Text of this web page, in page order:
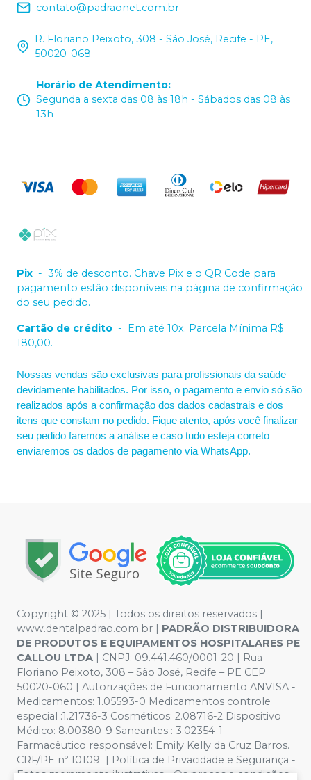
contato@padraonet.com.br
R. Floriano Peixoto, 308 - São José, Recife - PE,
50020-068
Horário de Atendimento:
Segunda a sexta das 08 às 18h - Sábados das 08 às
13h
Pix - 3% de desconto. Chave Pix e o QR Code para
pagamento estão disponíveis na página de confirmação
do seu pedido.
Cartão de crédito - Em até 10x. Parcela Mínima R$
180,00.
Nossas vendas são exclusivas para profissionais da saúde
devidamente habilitados. Por isso, o pagamento e envio só são
realizados após a confirmação dos dados cadastrais e dos
itens que constam no pedido. Fique atento, após você finalizar
seu pedido faremos a análise e caso tudo esteja correto
enviaremos os dados de pagamento via WhatsApp.
Copyright © 2025 | Todos os direitos reservados |
www.dentalpadrao.com.br | PADRÃO DISTRIBUIDORA
DE PRODUTOS E EQUIPAMENTOS HOSPITALARES PE
CALLOU LTDA | CNPJ: 09.441.460/0001-20 | Rua
Floriano Peixoto, 308 – São José, Recife – PE CEP
50020-060 | Autorizações de Funcionamento ANVISA -
Medicamentos: 1.05593-0 Medicamentos controle
especial :1.21736-3 Cosméticos: 2.08716-2 Dispositivo
Médico: 8.00380-9 Saneantes : 3.02354-1 -
Farmacêutico responsável: Emily Kelly da Cruz Barros.
CRF/PE nº 10109 | Política de Privacidade e Segurança -
Fotos meramente ilustrativas - Os preços e condições